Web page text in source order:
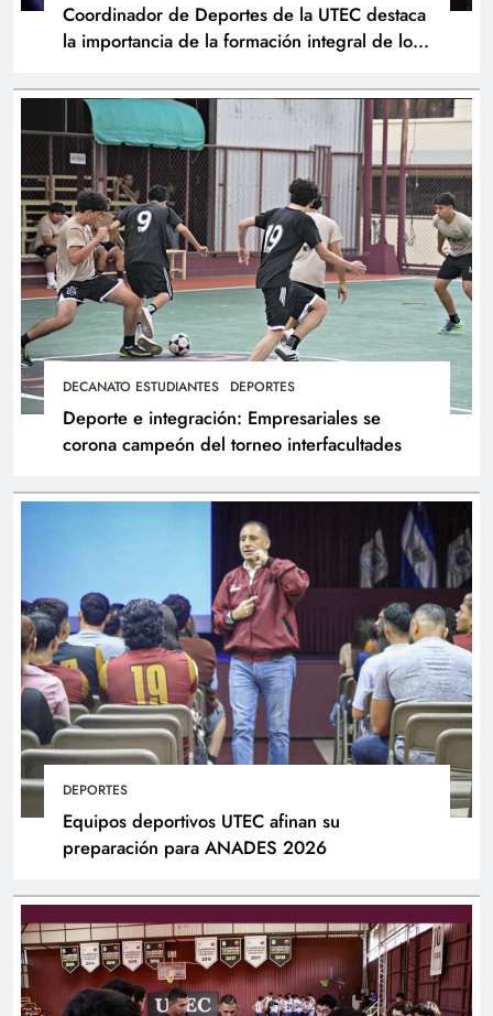
Coordinador de Deportes de la UTEC destaca
la importancia de la formación integral de los
DECANATO ESTUDIANTES DEPORTES
Deporte e integración: Empresariales se
corona campeón del torneo interfacultades
DEPORTES
Equipos deportivos UTEC afinan su
preparación para ANADES 2026